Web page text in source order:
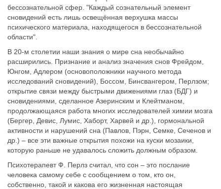
бессознательной сфер. "Каждый сознательный элемент
сновидений есть лишь освещённая верхушка массы
психического материала, находящегося в бессознательной
области".
В 20-м столетии наши знания о мире сна необычайно
расширились. Признание и анализ значения снов Фрейдом,
Юнгом, Адлером (основоположники научного метода
исследований сновидений), Боссом, Бинсвангером, Перлзом;
открытие связи между быстрыми движениями глаз (БДГ) и
сновидениями, сделанное Азеринским и Клейтманом,
продолжающаяся работа многих исследователей химии мозга
(Бергер, Девис, Лумис, Хаборт, Харвей и др.), гормональной
активности и нарушений сна (Павлов, Пэрн, Семке, Сеченов и
др.) – все эти важные открытия похожи на куски мозаики,
которую раньше не удавалось сложить должным образом.
Психотерапевт Ф. Перлз считал, что сон – это послание
человека самому себе с сообщением о том, кто он,
собственно, такой и какова его жизненная настоящая